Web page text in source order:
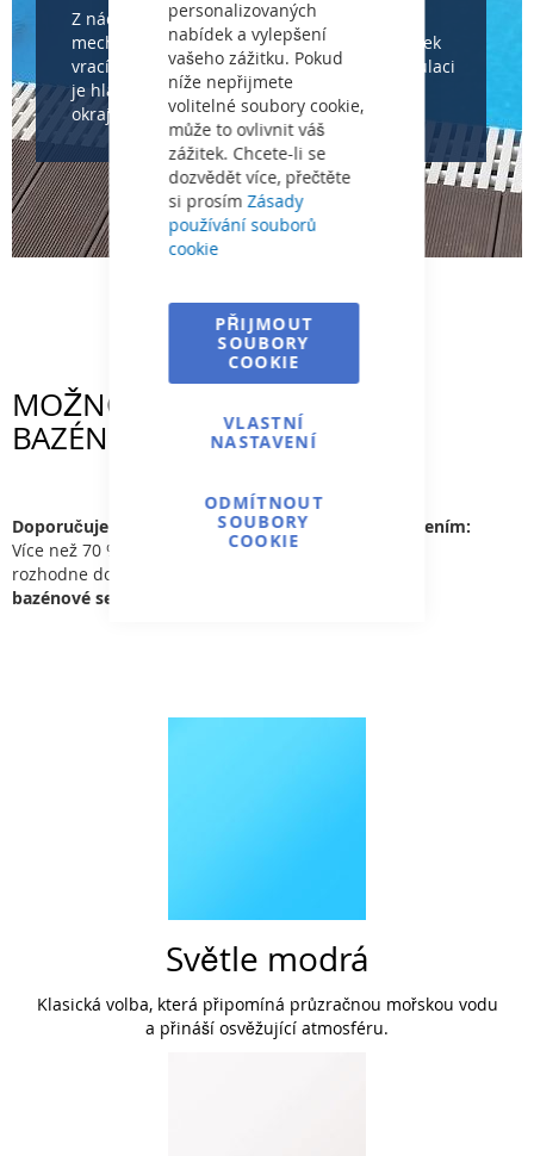
personalizovaných
nabídek a vylepšení
vašeho zážitku. Pokud
níže nepřijmete
volitelné soubory cookie,
může to ovlivnit váš
zážitek. Chcete-li se
dozvědět více, přečtěte
si prosímZásady
používání souborů
cookie
PŘIJMOUT
SOUBORY
COOKIE
VLASTNÍ
NASTAVENÍ
ODMÍTNOUT
SOUBORY
COOKIE
Z nádrže voda proudí do filtrace, kde je
mechanicky vyčištěna, a poté se pomocí trysek
vrací zpět do bazénu. Díky rovnoměrné cirkulaci
je hladina stabilní, čistší a bez usazenin na
okrajích.
MOŽNOSTI KONFIGURACE
BAZÉNU
Doporučujeme kompletní bazénový set se zastřešením:
Více než 70 % majitelů bazénů se podle zkušeností
rozhodne do tří let pro zastřešení.
bazénové sety vám tuto volbu usnadní již nyní!
Světle modrá
Klasická volba, která připomíná průzračnou mořskou vodu
a přináší osvěžující atmosféru.